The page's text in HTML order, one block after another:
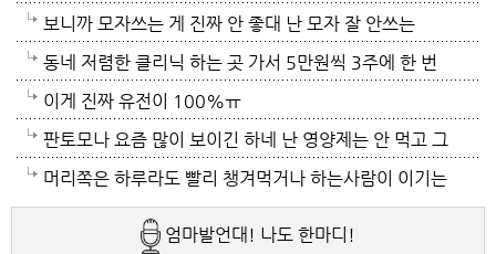
보니까 모자쓰는 게 진짜 안 좋대 난 모자 잘 안쓰는
중... 캡모자 특히
동네 저렴한 클리닉 하는 곳 가서 5만원씩 3주에 한 번
씩 가는것도 좋아~~
이게 진짜 유전이 100%ㅠ
판토모나 요즘 많이 보이긴 하네 난 영양제는 안 먹고 그
냥 샴푸만 좋은 거 쓰는데 에반가
머리쪽은 하루라도 빨리 챙겨먹거나 하는사람이 이기는
엄마발언대! 나도 한마디!